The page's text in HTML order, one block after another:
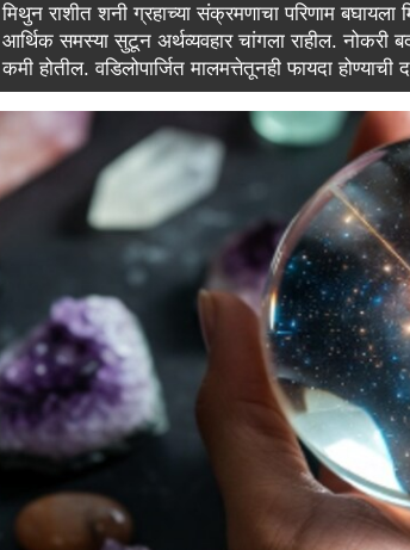
मिथुन राशीत शनी ग्रहाच्या संक्रमणाचा परिणाम
आर्थिक समस्या सुटून अर्थव्यवहार चांगला राहील.
कमी होतील. वडिलोपार्जित मालमत्तेतूनही फायदा